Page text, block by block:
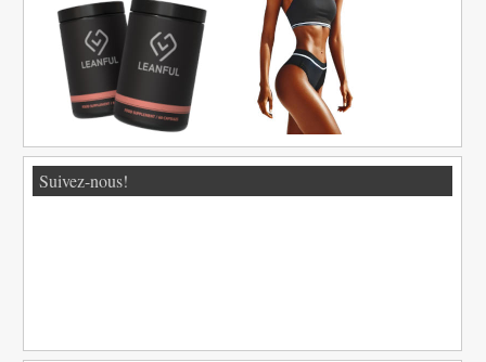
Suivez-nous!